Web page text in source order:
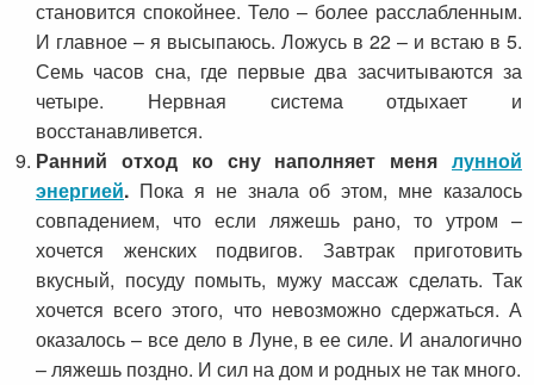
становится спокойнее. Тело – более расслабленным.
И главное – я высыпаюсь. Ложусь в 22 – и встаю в 5.
Семь часов сна, где первые два засчитываются за
четыре. Нервная система отдыхает и
восстанавливется.
Ранний отход ко сну наполняет меня лунной
энергией. Пока я не знала об этом, мне казалось
совпадением, что если ляжешь рано, то утром –
хочется женских подвигов. Завтрак приготовить
вкусный, посуду помыть, мужу массаж сделать. Так
хочется всего этого, что невозможно сдержаться. А
оказалось – все дело в Луне, в ее силе. И аналогично
– ляжешь поздно. И сил на дом и родных не так много.